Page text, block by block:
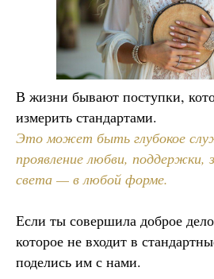
В жизни бывают поступки,
измерить стандартами.
Это может быть глубокое
проявление любви,
света — в любой форме.
Если ты совершила доброе
которое не входит в
поделись им с нами.